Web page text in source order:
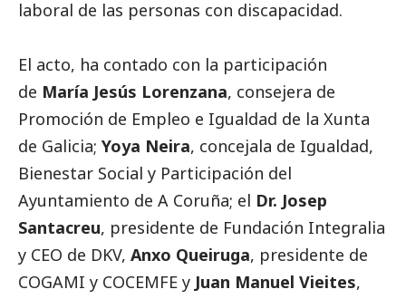
laboral de las personas con discapacidad.
El acto, ha contado con la participación
de María Jesús Lorenzana, consejera de
Promoción de Empleo e Igualdad de la Xunta
de Galicia; Yoya Neira, concejala de Igualdad,
Bienestar Social y Participación del
Ayuntamiento de A Coruña; el Dr. Josep
Santacreu, presidente de Fundación Integralia
y CEO de DKV, Anxo Queiruga, presidente de
COGAMI y COCEMFE y Juan Manuel Vieites,